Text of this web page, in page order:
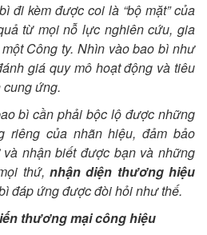
đi kèm được coi là “bộ mặt” của
từ mọi nỗ lực nghiên cứu, gia
Công ty. Nhìn vào bao bì như
giá quy mô hoạt động và tiêu
ứng.
bì cần phải bộc lộ được những
riêng của nhãn hiệu, đảm bảo
nhận biết được bạn và những
thứ, nhận diện thương hiệu
đáp ứng được đòi hỏi như thế.
thương mại công hiệu